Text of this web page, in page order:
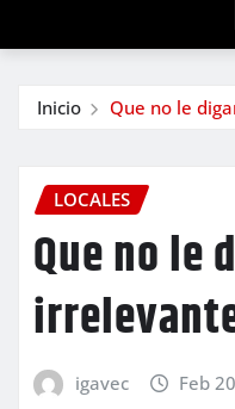
Inicio Que no le
LOCALES
Que no le
igavec Feb